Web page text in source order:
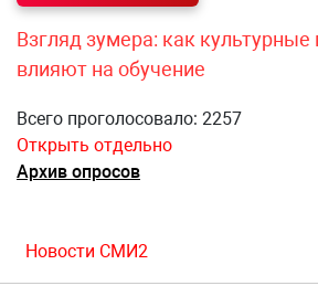
Взгляд зумера: как
влияют на обучение
Всего проголосовало: 2257
Открыть отдельно
Архив опросов
Новости СМИ2